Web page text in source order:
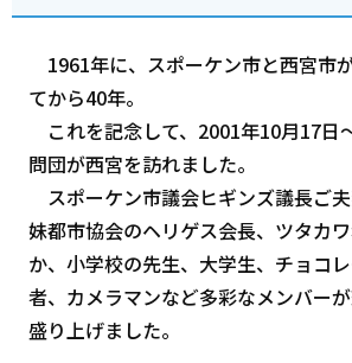
1961年に、スポーケン市と西宮市
てから40年。
これを記念して、2001年10月17日
問団が西宮を訪れました。
スポーケン市議会ヒギンズ議長ご
妹都市協会のヘリゲス会長、ツタカ
か、小学校の先生、大学生、チョコ
者、カメラマンなど多彩なメンバー
盛り上げました。